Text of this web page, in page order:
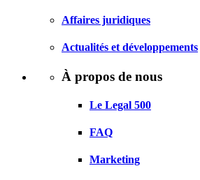
Affaires juridiques
Actualités et développements
À propos de nous
Le Legal 500
FAQ
Marketing